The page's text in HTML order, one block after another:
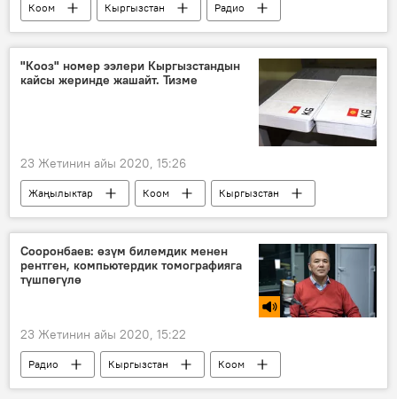
Коом Кыргызстан
Радио
айыл чарба
экспорт көйгөй
"Кооз" номер ээлери Кыргызстандын
кайсы жеринде жашайт. Тизме
23 Жетинин айы 2020, 15:26
Жаңылыктар Коом
Кыргызстан
автоунаа
номер
аукцион
аймак
Сооронбаев: өзүм билемдик менен
рентген, компьютердик томографияга
түшпөгүлө
23 Жетинин айы 2020, 15:22
Радио Кыргызстан
Коом
Талант Сооронбаев
коронавирус